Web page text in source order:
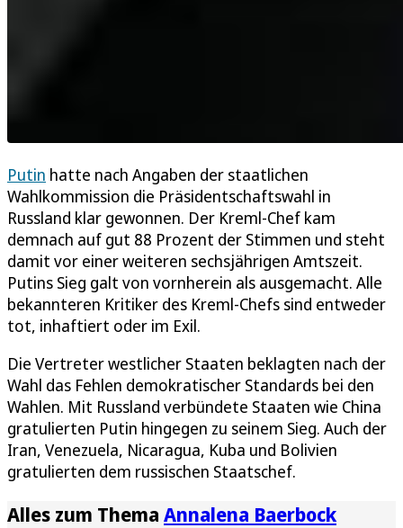
Putin hatte nach Angaben der staatlichen
Wahlkommission die Präsidentschaftswahl in
Russland klar gewonnen. Der Kreml-Chef kam
demnach auf gut 88 Prozent der Stimmen und steht
damit vor einer weiteren sechsjährigen Amtszeit.
Putins Sieg galt von vornherein als ausgemacht. Alle
bekannteren Kritiker des Kreml-Chefs sind entweder
tot, inhaftiert oder im Exil.
Die Vertreter westlicher Staaten beklagten nach der
Wahl das Fehlen demokratischer Standards bei den
Wahlen. Mit Russland verbündete Staaten wie China
gratulierten Putin hingegen zu seinem Sieg. Auch der
Iran, Venezuela, Nicaragua, Kuba und Bolivien
gratulierten dem russischen Staatschef.
Alles zum Thema Annalena Baerbock